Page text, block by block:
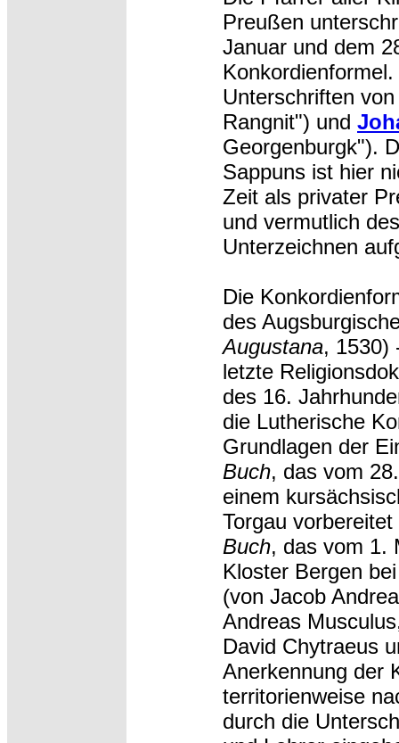
Preußen
Januar und dem
Unterschriften
Rangnit") und
Georgenburgk").
Sappuns ist hier
Zeit als privater
und vermutlich
Unterzeichnen
Die
des
Augustana, 1530)
letzte
des 16.
die Lutherische
Grundlagen der
Buch, das vom
einem
Torgau
Buch, das vom 1.
Kloster Bergen
(von Jacob
Andreas
David Chytraeus
Anerkennung der
territorienweise
durch die